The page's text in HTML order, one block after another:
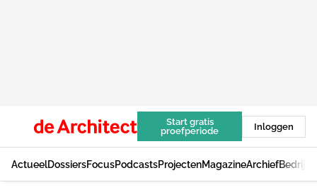
Start gratis
proefperiode
Inloggen
ActueelDossiersFocusPodcastsProjectenMagazineArchief